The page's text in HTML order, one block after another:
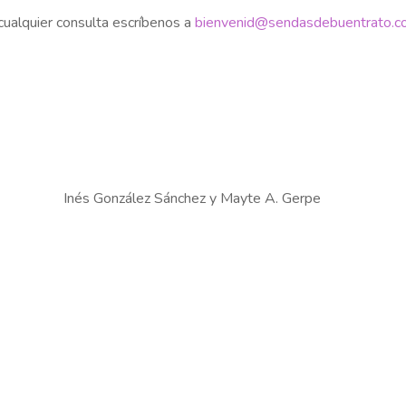
consulta escríbenos a
Inés González Sánchez y Mayte A. Gerpe